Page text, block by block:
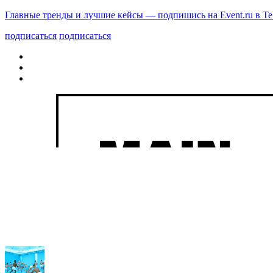
Главные тренды и лучшие кейсы — подпишись на Event.ru в
подписаться подписаться